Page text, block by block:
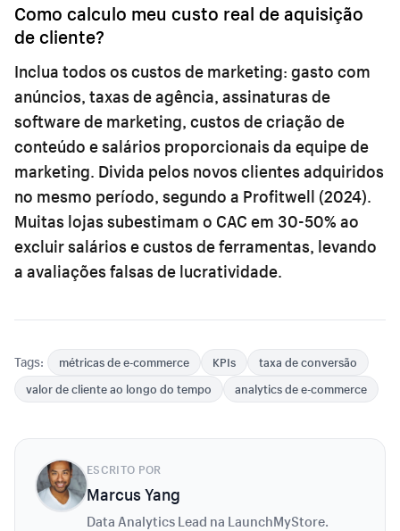
Como calculo meu custo real de aquisição
de cliente?
Inclua todos os custos de marketing: gasto com
anúncios, taxas de agência, assinaturas de
software de marketing, custos de criação de
conteúdo e salários proporcionais da equipe de
marketing. Divida pelos novos clientes adquiridos
no mesmo período, segundo a Profitwell (2024).
Muitas lojas subestimam o CAC em 30-50% ao
excluir salários e custos de ferramentas, levando
a avaliações falsas de lucratividade.
Tags: métricas de e-commerce KPIs
taxa de conversão
valor de cliente ao longo do tempo
analytics de e-commerce
ESCRITO POR
Marcus Yang
Data Analytics Lead na LaunchMyStore.